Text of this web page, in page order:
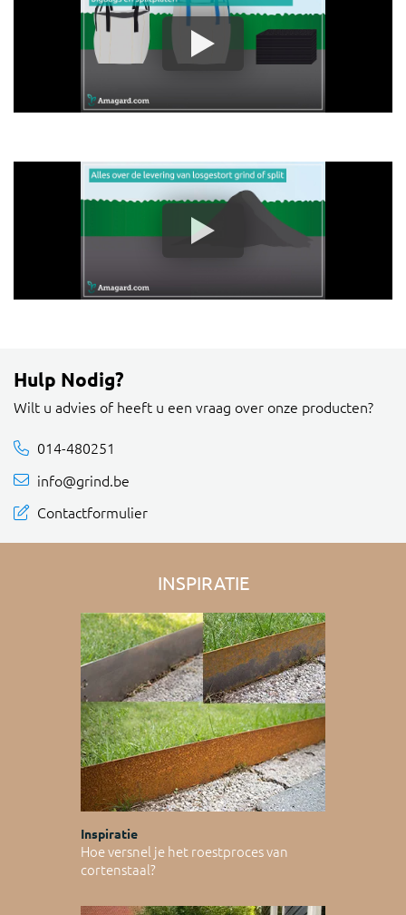
Hulp Nodig?
Wilt u advies of heeft u een vraag over onze producten?
014-480251
info@grind.be
Contactformulier
INSPIRATIE
Inspiratie
Hoe versnel je het roestproces van
cortenstaal?